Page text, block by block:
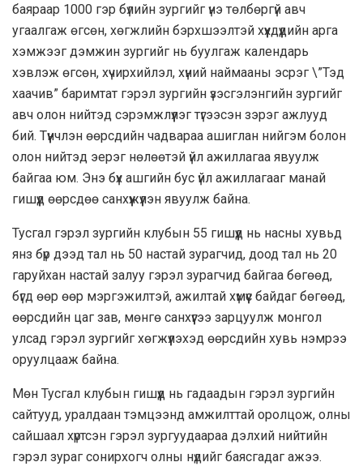
баяраар 1000 гэр бүлийн зургийг үнэ төлбөргүй авч
угаалгаж өгсөн, хөгжлийн бэрхшээлтэй хүүхдүүдийн арга
хэмжээг дэмжин зургийг нь буулгаж календарь
хэвлэж өгсөн, хүчирхийлэл, хүний наймааны эсрэг \”Тэд
хаачив” баримтат гэрэл зургийн үзэсгэлэнгийн зургийг
авч олон нийтэд сэрэмжлүүлэг түгээсэн зэрэг ажлууд
бий. Түүнчлэн өөрсдийн чадвараа ашиглан нийгэм болон
олон нийтэд эерэг нөлөөтэй үйл ажиллагаа явуулж
байгаа юм. Энэ бүх ашгийн бус үйл ажиллагааг манай
гишүүд өөрсдөө санхүүжүүлэн явуулж байна.
Тусгал гэрэл зургийн клубын 55 гишүүд нь насны хувьд
янз бүр дээд тал нь 50 настай зурагчид, доод тал нь 20
гаруйхан настай залуу гэрэл зурагчид байгаа бөгөөд,
бүгд өөр өөр мэргэжилтэй, ажилтай хүмүүс байдаг бөгөөд,
өөрсдийн цаг зав, мөнгө санхүүгээ зарцуулж монгол
улсад гэрэл зургийг хөгжүүлэхэд өөрсдийн хувь нэмрээ
оруулцааж байна.
Мөн Тусгал клубын гишүүд нь гадаадын гэрэл зургийн
сайтууд, уралдаан тэмцээнд амжилттай оролцож, олны
сайшаал хүртсэн гэрэл зургуудаараа дэлхий нийтийн
гэрэл зураг сонирхогч олны нүдийг баясгадаг ажээ.